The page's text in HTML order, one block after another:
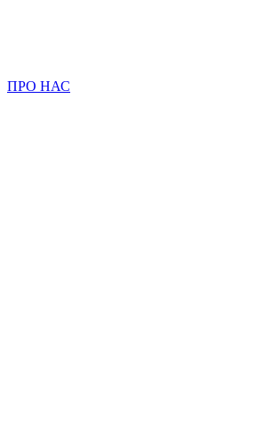
ПРО НАС